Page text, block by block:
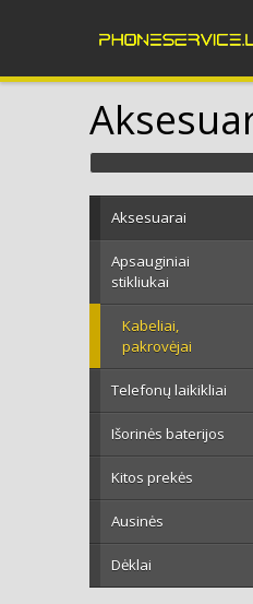
Aksesuarai
Apsauginiai
stikliukai
Kabeliai,
pakrovėjai
Telefonų laikikliai
Išorinės baterijos
Kitos prekės
Ausinės
Dėklai